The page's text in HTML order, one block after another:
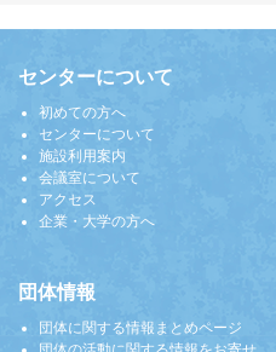
センターについて
初めての方へ
センターについて
施設利用案内
会議室について
アクセス
企業・大学の方へ
団体情報
団体に関する情報まとめページ